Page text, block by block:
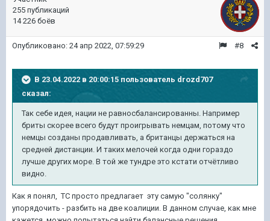
255 публикаций
14 226 боёв
#8
Опубликовано: 24 апр 2022, 07:59:29
В 23.04.2022 в 20:00:15 пользователь drozd707
сказал:
Так себе идея, нации не равносбалансированны. Например
бриты скорее всего будут проигрывать немцам, потому что
немцы созданы продавливать, а британцы держаться на
средней дистанции. И таких мелочей когда одни гораздо
лучше других море. В той же тундре это кстати отчётливо
видно.
Как я понял, ТС просто предлагает эту самую "солянку"
упорядочить - разбить на две коалиции. В данном случае, как мне